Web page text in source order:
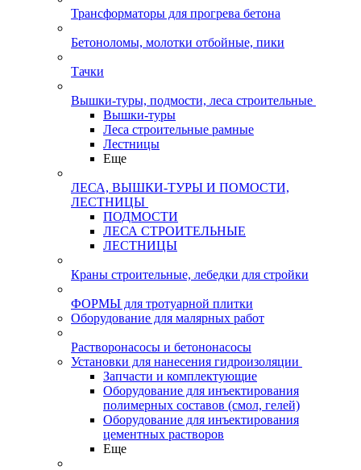
Трансформаторы для прогрева бетона
Бетоноломы, молотки отбойные, пики
Тачки
Вышки-туры, подмости, леса строительные
Вышки-туры
Леса строительные рамные
Лестницы
Еще
ЛЕСА, ВЫШКИ-ТУРЫ И ПОМОСТИ,
ЛЕСТНИЦЫ
ПОДМОСТИ
ЛЕСА СТРОИТЕЛЬНЫЕ
ЛЕСТНИЦЫ
Краны строительные, лебедки для стройки
ФОРМЫ для тротуарной плитки
Оборудование для малярных работ
Растворонасосы и бетононасосы
Установки для нанесения гидроизоляции
Запчасти и комплектующие
Оборудование для инъектирования
полимерных составов (смол, гелей)
Оборудование для инъектирования
цементных растворов
Еще